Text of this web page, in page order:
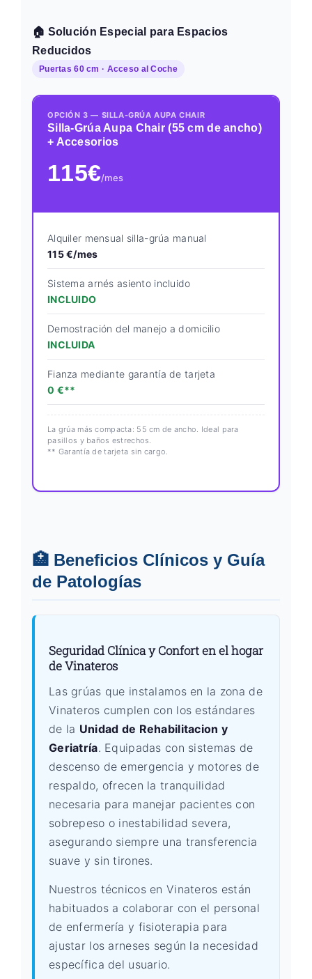
🏠 Solución Especial para Espacios
Reducidos
Puertas 60 cm · Acceso al Coche
OPCIÓN 3 — SILLA-GRÚA AUPA CHAIR
Silla-Grúa Aupa Chair (55 cm de ancho)
+ Accesorios
115€/mes
Alquiler mensual silla-grúa manual
115 €/mes
Sistema arnés asiento incluido
INCLUIDO
Demostración del manejo a domicilio
INCLUIDA
Fianza mediante garantía de tarjeta
0 €**
La grúa más compacta: 55 cm de ancho. Ideal para
pasillos y baños estrechos.
** Garantía de tarjeta sin cargo.
🏥 Beneficios Clínicos y Guía
de Patologías
Seguridad Clínica y Confort en el hogar
de Vinateros
Las grúas que instalamos en la zona de
Vinateros cumplen con los estándares
de la Unidad de Rehabilitacion y
Geriatría. Equipadas con sistemas de
descenso de emergencia y motores de
respaldo, ofrecen la tranquilidad
necesaria para manejar pacientes con
sobrepeso o inestabilidad severa,
asegurando siempre una transferencia
suave y sin tirones.
Nuestros técnicos en Vinateros están
habituados a colaborar con el personal
de enfermería y fisioterapia para
ajustar los arneses según la necesidad
específica del usuario.